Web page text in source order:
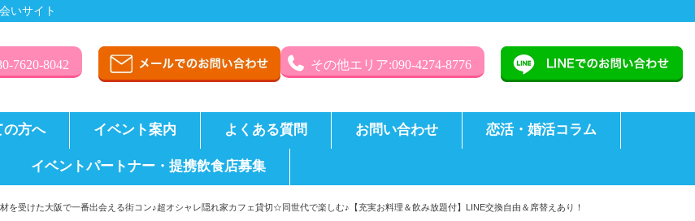
いサイト
7620-8042 その他エリア:090-4274-8776
の方へ イベント案内 よくある質問 お問い合わせ 恋活・婚活コラム
イベントパートナー・提携飲食店募集
を受けた大阪で一番出会える街コン♪超オシャレ隠れ家カフェ貸切☆同世代で楽しむ♪【充実お料理＆飲み放題付】LINE交換自由＆席替えあり！